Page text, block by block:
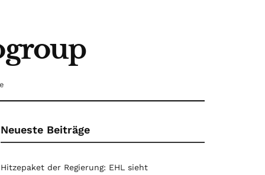
Neueste Beiträge
Hitzepaket der Regierung: EHL sieht